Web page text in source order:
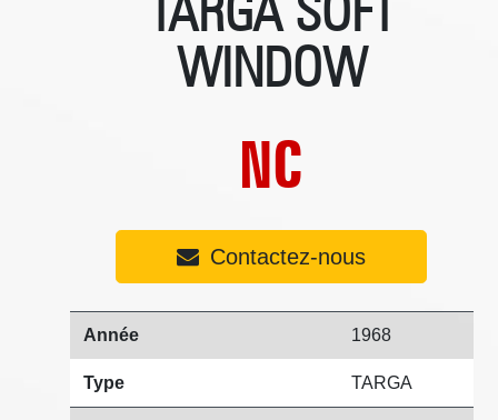
WINDOW
NC
Contactez-nous
Année 1968
Type TARGA